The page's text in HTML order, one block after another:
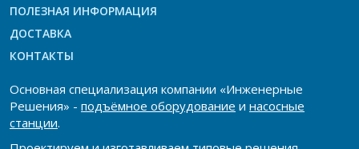
ПОЛЕЗНАЯ ИНФОРМАЦИЯ
ДОСТАВКА
КОНТАКТЫ
Основная специализация компании «Инженерные
Решения» - подъёмное оборудование и насосные
станции.